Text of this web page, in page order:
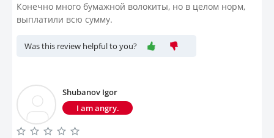
Конечно много бумажной волокиты, но в целом норм,
выплатили всю сумму.
Was this review helpful to you?
Shubanov Igor
I am angry.